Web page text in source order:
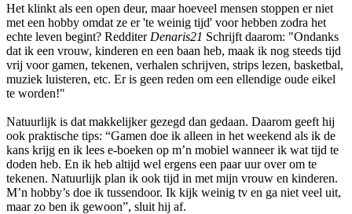
Het klinkt als een open deur, maar hoeveel mensen stoppen er niet
met een hobby omdat ze er 'te weinig tijd' voor hebben zodra het
echte leven begint? Redditer Denaris21 Schrijft daarom: "Ondanks
dat ik een vrouw, kinderen en een baan heb, maak ik nog steeds tijd
vrij voor gamen, tekenen, verhalen schrijven, strips lezen, basketbal,
muziek luisteren, etc. Er is geen reden om een ellendige oude eikel
te worden!"
Natuurlijk is dat makkelijker gezegd dan gedaan. Daarom geeft hij
ook praktische tips: “Gamen doe ik alleen in het weekend als ik de
kans krijg en ik lees e-boeken op m’n mobiel wanneer ik wat tijd te
doden heb. En ik heb altijd wel ergens een paar uur over om te
tekenen. Natuurlijk plan ik ook tijd in met mijn vrouw en kinderen.
M’n hobby’s doe ik tussendoor. Ik kijk weinig tv en ga niet veel uit,
maar zo ben ik gewoon”, sluit hij af.